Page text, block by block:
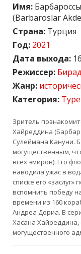
Имя:
(Barbaroslar
Страна: Турция
Год: 2021
Дата выхода:
Режиссер:
Жанр:
Категория:
Зритель
Хайреддина
Сулеймана Кануни.
могущественным,
всех эмиров). Его
наводила ужас в
списке его
вспомнить победу
времени из 160
Андреа Дориа. В
Хасана
могущественного